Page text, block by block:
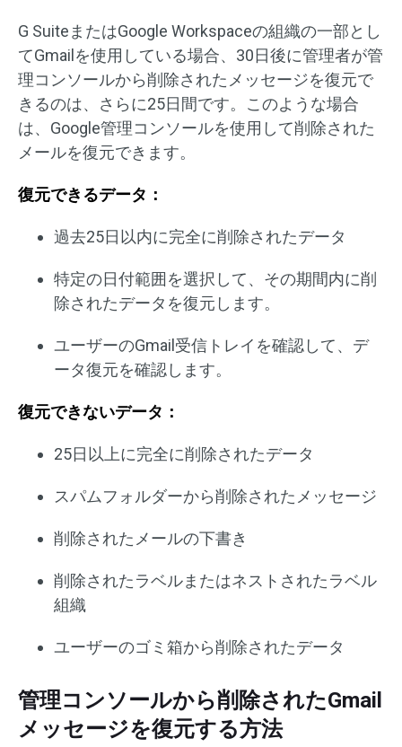
G SuiteまたはGoogle Workspaceの組織の一部とし
てGmailを使用している場合、30日後に管理者が管
理コンソールから削除されたメッセージを復元で
きるのは、さらに25日間です。このような場合
は、Google管理コンソールを使用して削除された
メールを復元できます。
復元できるデータ：
過去25日以内に完全に削除されたデータ
特定の日付範囲を選択して、その期間内に削
除されたデータを復元します。
ユーザーのGmail受信トレイを確認して、デ
ータ復元を確認します。
復元できないデータ：
25日以上に完全に削除されたデータ
スパムフォルダーから削除されたメッセージ
削除されたメールの下書き
削除されたラベルまたはネストされたラベル
組織
ユーザーのゴミ箱から削除されたデータ
管理コンソールから削除されたGmail
メッセージを復元する方法